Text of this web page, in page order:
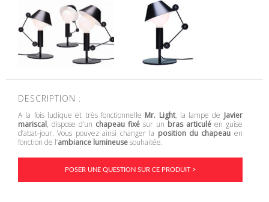
DESCRIPTION :
A la fois ludique et très fonctionnelle Mr. Light, la lampe de Javier
mariscal, dispose d’un chapeau fixésur un bras articuléen guise
d’abat-jour. Vous pouvez ainsi changer la position du chapeau en
fonction de l’ambiance lumineusesouhaitée.
POSER UNE QUESTION SUR CE PRODUIT >